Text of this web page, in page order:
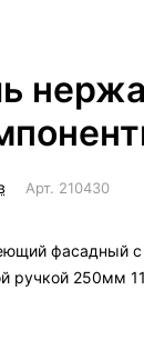
Арт. 210430
фасадный с
ручкой 250мм